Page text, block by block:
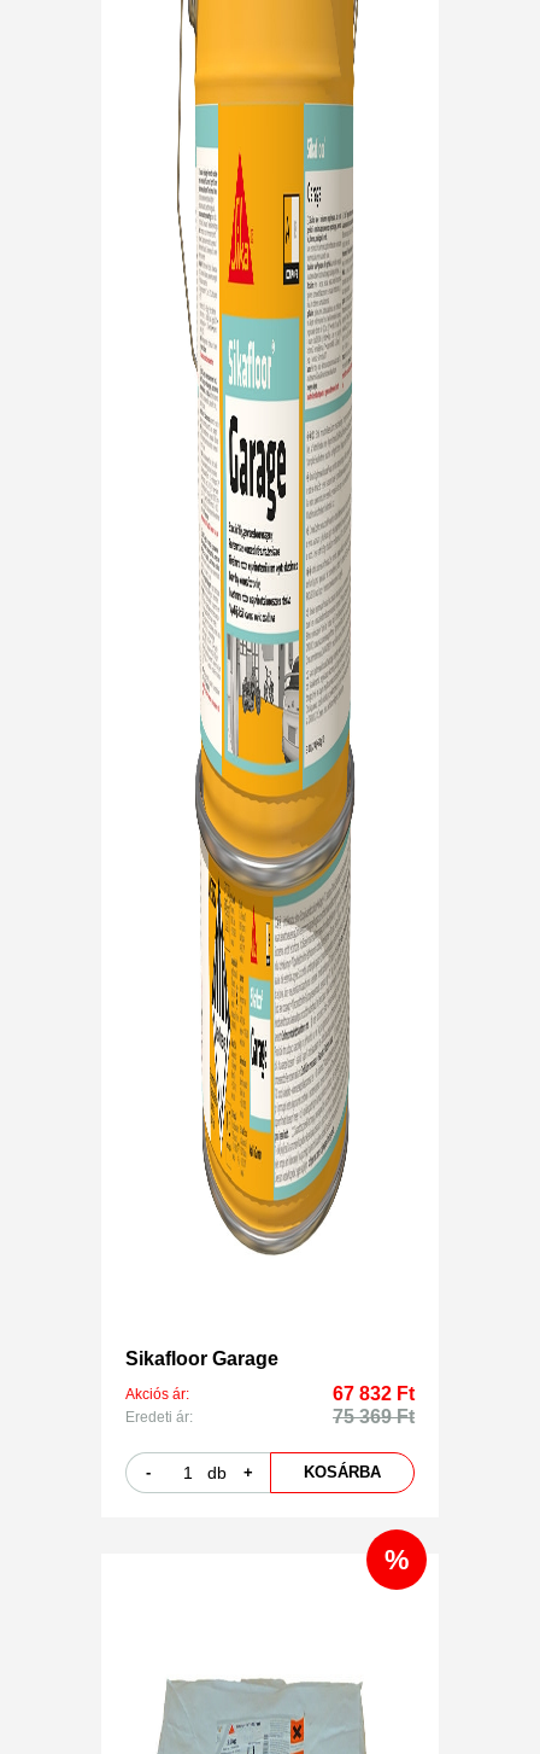
Sikafloor Garage
Akciós ár: 67 832 Ft
Eredeti ár: 75 369 Ft
- db + KOSÁRBA
%